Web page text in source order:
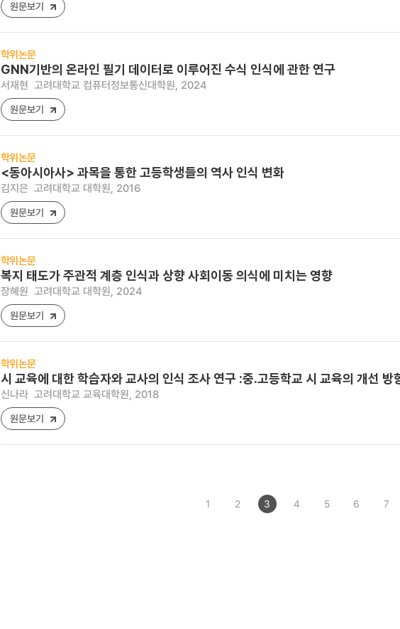
원문보기
학위논문
GNN기반의 온라인 필기 데이터로 이루어진 수식 인식에 관한 연구
서재현 고려대학교 컴퓨터정보통신대학원, 2024
원문보기
학위논문
<동아시아사> 과목을 통한 고등학생들의 역사 인식 변화
김지은 고려대학교 대학원, 2016
원문보기
학위논문
복지 태도가 주관적 계층 인식과 상향 사회이동 의식에 미치는 영향
장혜원 고려대학교 대학원, 2024
원문보기
학위논문
시 교육에 대한 학습자와 교사의 인식 조사 연구 :중.고등학교 시 교육의 개선 방
신나라 고려대학교 교육대학원, 2018
원문보기
1 2 3 4 5 6 7